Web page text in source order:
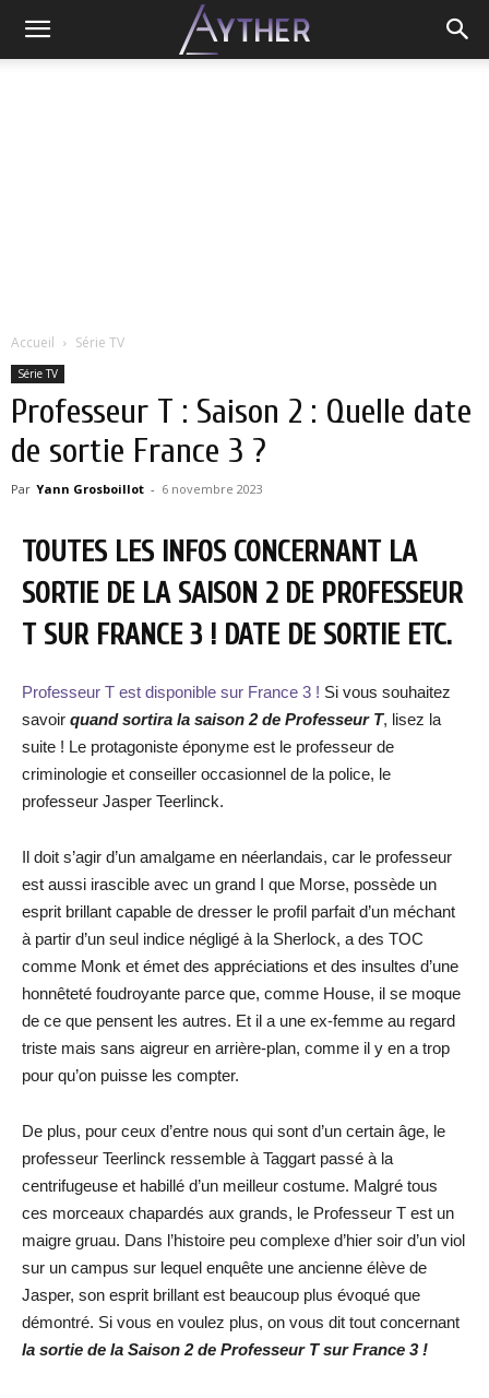
Accueil Série TV
Série TV
Professeur T : Saison 2 : Quelle date
de sortie France 3 ?
Par Yann Grosboillot - 6 novembre 2023
TOUTES LES INFOS CONCERNANT LA
SORTIE DE LA SAISON 2 DE PROFESSEUR
T SUR FRANCE 3 ! DATE DE SORTIE ETC.
Professeur T est disponible sur France 3 ! Si vous souhaitez
savoir quand sortira la saison 2 de Professeur T, lisez la
suite ! Le protagoniste éponyme est le professeur de
criminologie et conseiller occasionnel de la police, le
professeur Jasper Teerlinck.
Il doit s’agir d’un amalgame en néerlandais, car le professeur
est aussi irascible avec un grand I que Morse, possède un
esprit brillant capable de dresser le profil parfait d’un méchant
à partir d’un seul indice négligé à la Sherlock, a des TOC
comme Monk et émet des appréciations et des insultes d’une
honnêteté foudroyante parce que, comme House, il se moque
de ce que pensent les autres. Et il a une ex-femme au regard
triste mais sans aigreur en arrière-plan, comme il y en a trop
pour qu’on puisse les compter.
De plus, pour ceux d’entre nous qui sont d’un certain âge, le
professeur Teerlinck ressemble à Taggart passé à la
centrifugeuse et habillé d’un meilleur costume. Malgré tous
ces morceaux chapardés aux grands, le Professeur T est un
maigre gruau. Dans l’histoire peu complexe d’hier soir d’un viol
sur un campus sur lequel enquête une ancienne élève de
Jasper, son esprit brillant est beaucoup plus évoqué que
démontré. Si vous en voulez plus, on vous dit tout concernant
la sortie de la Saison 2 de Professeur T sur France 3 !